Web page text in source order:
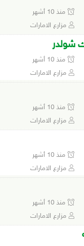
منذ 10 أشهر
مزارع الامارات
شولدر
منذ 10 أشهر
مزارع الامارات
منذ 10 أشهر
مزارع الامارات
منذ 10 أشهر
مزارع الامارات
منذ 10 أشهر
مزارع الامارات